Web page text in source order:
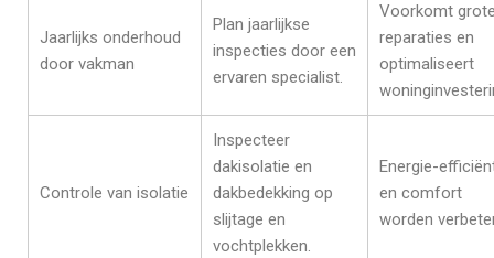
Jaarlijks onderhoud
door vakman
Plan jaarlijkse
inspecties door een
ervaren specialist.
Voorkomt
reparaties en
optimaliseert
Controle van isolatie
Inspecteer
dakisolatie en
dakbedekking op
slijtage en
vochtplekken.
Energie-
en comfort
worden